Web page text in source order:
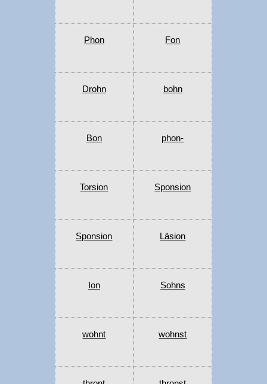
Phon Fon
Drohn bohn
Bon phon-
Torsion Sponsion
Sponsion Läsion
Ion Sohns
wohnt wohnst